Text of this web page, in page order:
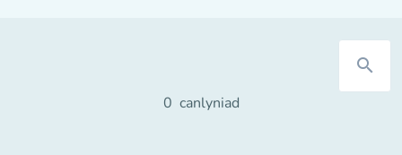
search
0 canlyniad